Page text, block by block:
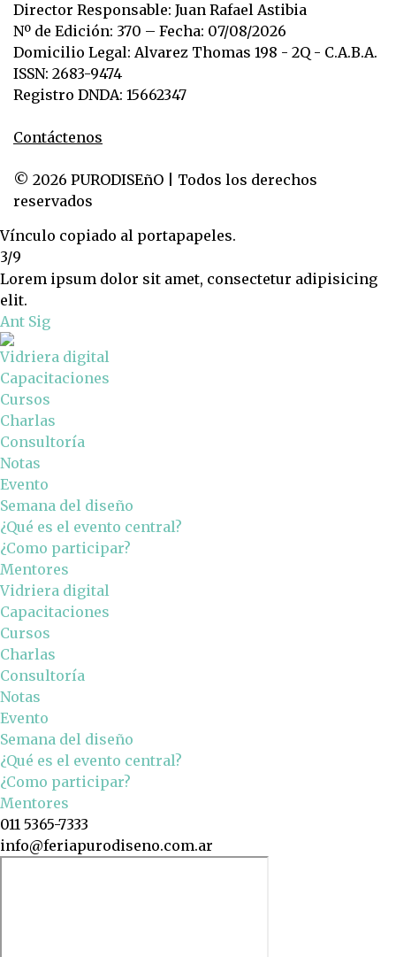
Director Responsable: Juan Rafael Astibia
Nº de Edición: 370 – Fecha: 07/08/2026
Domicilio Legal: Alvarez Thomas 198 - 2Q - C.A.B.A.
ISSN: 2683-9474
Registro DNDA: 15662347
Contáctenos
© 2026 PURODISEñO | Todos los derechos
reservados
Vínculo copiado al portapapeles.
3/9
Lorem ipsum dolor sit amet, consectetur adipisicing
elit.
Ant Sig
Vidriera digital
Capacitaciones
Cursos
Charlas
Consultoría
Notas
Evento
Semana del diseño
¿Qué es el evento central?
¿Como participar?
Mentores
Vidriera digital
Capacitaciones
Cursos
Charlas
Consultoría
Notas
Evento
Semana del diseño
¿Qué es el evento central?
¿Como participar?
Mentores
011 5365-7333
info@feriapurodiseno.com.ar